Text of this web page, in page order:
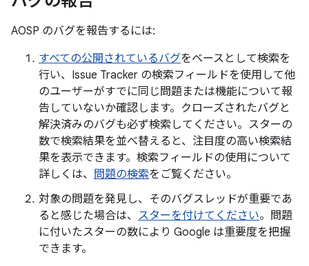
AOSP のバグを報告するには:
すべての公開されているバグをベースとして検索を
行い、Issue Tracker の検索フィールドを使用して他
のユーザーがすでに同じ問題または機能について報
告していないか確認します。クローズされたバグと
解決済みのバグも必ず検索してください。スターの
数で検索結果を並べ替えると、注目度の高い検索結
果を表示できます。検索フィールドの使用について
詳しくは、 問題の検索をご覧ください。
対象の問題を発見し、そのバグスレッドが重要であ
ると感じた場合は、 スターを付けてください。問題
に付いたスターの数により Google は重要度を把握
できます。